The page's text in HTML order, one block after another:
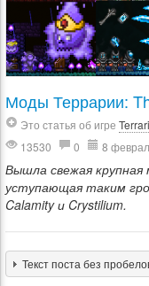
Моды Террарии:
Это статья об игре
13530
0 8
Вышла свежая крупная
уступающая таким
Calamity и Crystilium.
Текст поста без